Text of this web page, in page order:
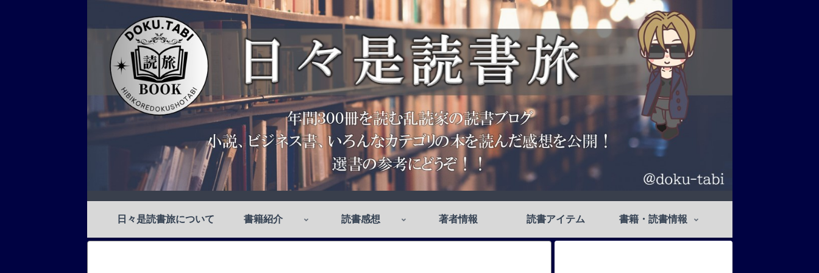
日々是読書旅について 書籍紹介 読書感想 著者情報 読書アイテム 書籍・読書情報